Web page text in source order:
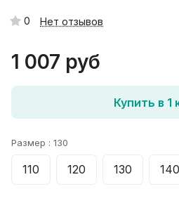
0 Нет отзывов
1 007 руб
Купить в 1
Размер : 130
110 120 130 140